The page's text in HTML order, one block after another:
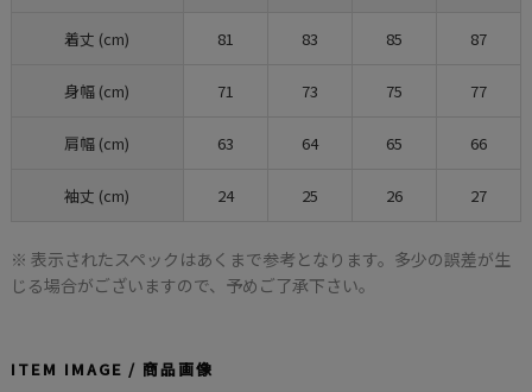
着丈 (cm) 81 83 85 87
身幅 (cm) 71 73 75 77
肩幅 (cm) 63 64 65 66
袖丈 (cm) 24 25 26 27
※ 表示されたスペックはあくまで参考となります。多少の誤差が生
じる場合がございますので、予めご了承下さい。
ITEM IMAGE / 商品画像